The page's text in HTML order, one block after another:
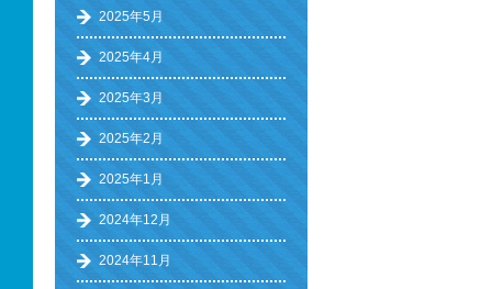
2025年5月
2025年4月
2025年3月
2025年2月
2025年1月
2024年12月
2024年11月